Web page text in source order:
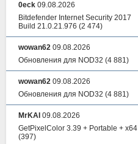
0eck 09.08.2026
Bitdefender Internet Security 2017
Build 21.0.21.976 (2 474)
wowan62 09.08.2026
Обновления для NOD32 (4 881)
wowan62 09.08.2026
Обновления для NOD32 (4 881)
MrKAI 09.08.2026
GetPixelColor 3.39 + Portable + x64
(397)